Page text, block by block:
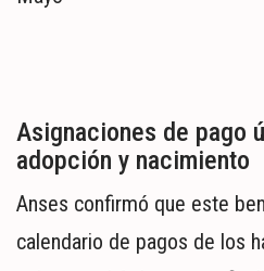
Asignaciones de pago
adopción y nacimiento
Anses confirmó que este
calendario de pagos de los